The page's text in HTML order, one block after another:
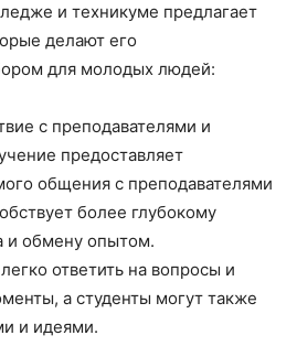
и техникуме предлагает
делают его
для молодых людей:
с преподавателями и
предоставляет
общения с преподавателями
более глубокому
и обмену опытом.
ответить на вопросы и
а студенты могут также
и идеями.